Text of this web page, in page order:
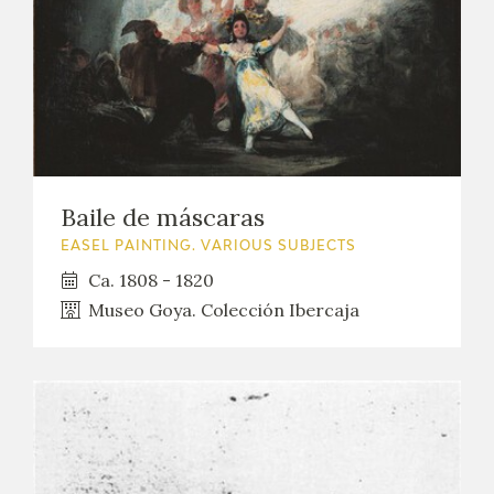
Baile de máscaras
EASEL PAINTING. VARIOUS SUBJECTS
Ca. 1808 - 1820
Museo Goya. Colección Ibercaja